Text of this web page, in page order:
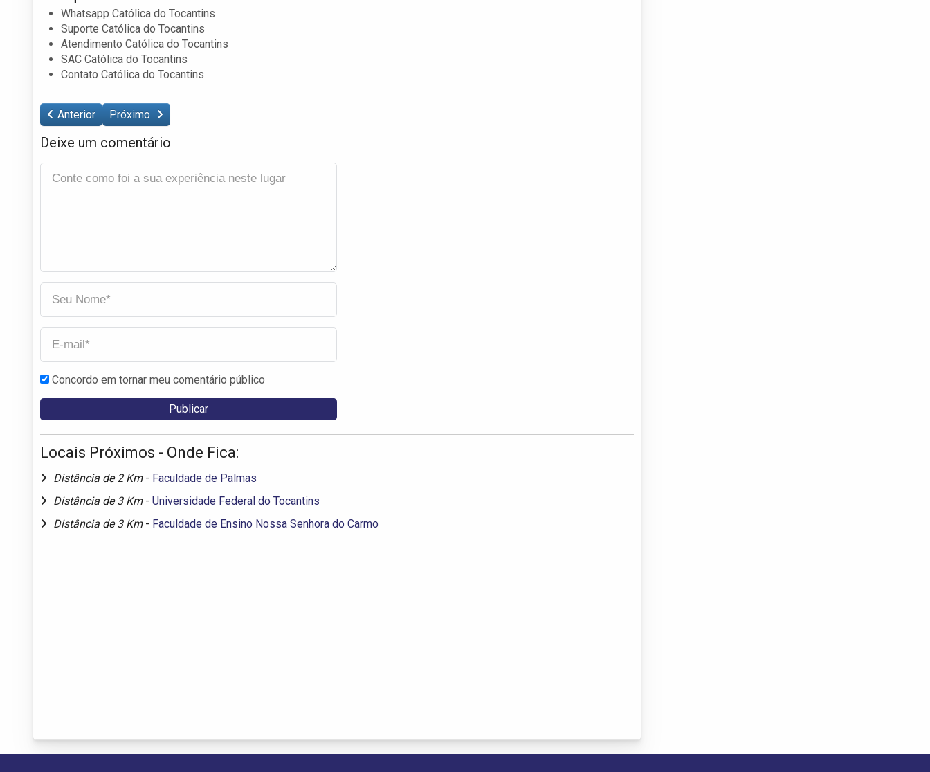
Whatsapp Católica do Tocantins
Suporte Católica do Tocantins
Atendimento Católica do Tocantins
SAC Católica do Tocantins
Contato Católica do Tocantins
Anterior Próximo
Deixe um comentário
Concordo em tornar meu comentário público
Locais Próximos - Onde Fica:
Distância de 2 Km - Faculdade de Palmas
Distância de 3 Km - Universidade Federal do Tocantins
Distância de 3 Km - Faculdade de Ensino Nossa Senhora do Carmo